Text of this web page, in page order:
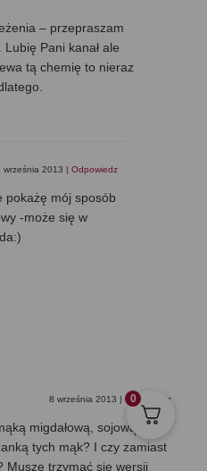
– przepraszam
Lubię Pani kanał ale
tą chemię to nieraz
września 2013 | Odpowiedz
pokażę mój sposób
-może się w
8 września 2013 | Odpowiedz
migdałową, sojową,
tych mąk? I czy zamiast
Muszę trzymać się wersji
0